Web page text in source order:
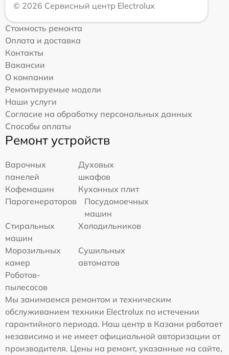
© 2026 Сервисный центр Electrolux
Стоимость ремонта
Оплата и доставка
Контакты
Вакансии
О компании
Ремонтируемые модели
Наши услуги
Согласие на обработку персональных данных
Способы оплаты
Ремонт устройств
Варочных
панелей
Духовых
шкафов
Кофемашин
Кухонных плит
Парогенераторов
Посудомоечных
машин
Стиральных
машин
Холодильников
Морозильных
камер
Сушильных
автоматов
Роботов-
пылесосов
Мы занимаемся ремонтом и техническим
обслуживанием техники Electrolux по истечении
гарантийного периода. Наш центр в Казани работает
независимо и не имеет официальной авторизации от
производителя. Цены на ремонт, указанные на сайте,